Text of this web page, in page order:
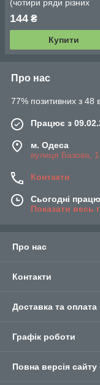
(чотири ряди різних
144 ₴
Купити
Про нас
77% позитивних з 48
Працює з
м. Одеса
вулиця Базова,
Контакти
Сьогодні
Показати весь
Про нас
Контакти
Доставка та оплата
Графік роботи
Повна версія сайту